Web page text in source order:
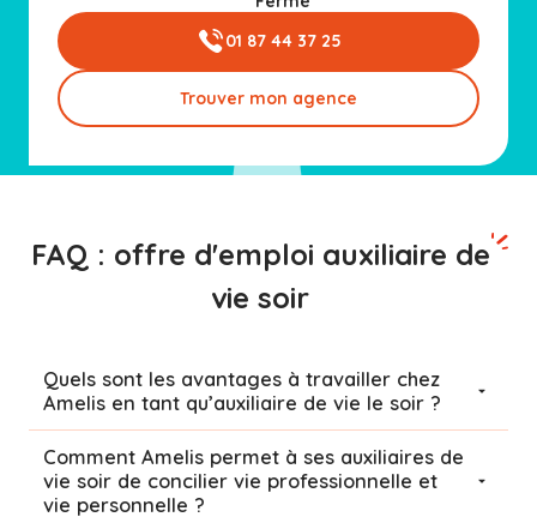
01 87 44 37 25
Trouver mon agence
FAQ : offre d'emploi auxiliaire de
vie soir
Quels sont les avantages à travailler chez
Amelis en tant qu’auxiliaire de vie le soir ?
Comment Amelis permet à ses auxiliaires de
vie soir de concilier vie professionnelle et
vie personnelle ?